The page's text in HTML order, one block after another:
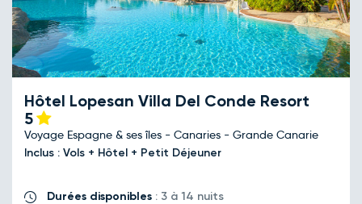
Hôtel Lopesan Villa Del Conde Resort
5
Voyage Espagne & ses îles - Canaries - Grande Canarie
Inclus : Vols + Hôtel + Petit Déjeuner
Durées disponibles : 3 à 14 nuits